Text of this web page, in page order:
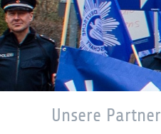
Unsere Partner